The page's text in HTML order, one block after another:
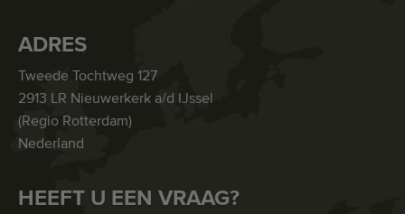
ADRES
Tweede Tochtweg 127
2913 LR Nieuwerkerk a/d IJssel
(Regio Rotterdam)
Nederland
HEEFT U EEN VRAAG?